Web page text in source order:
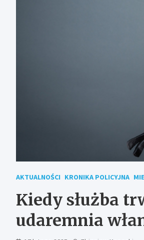
AKTUALNOŚCI KRONIKA POLICYJNA
Kiedy służba
udaremnia